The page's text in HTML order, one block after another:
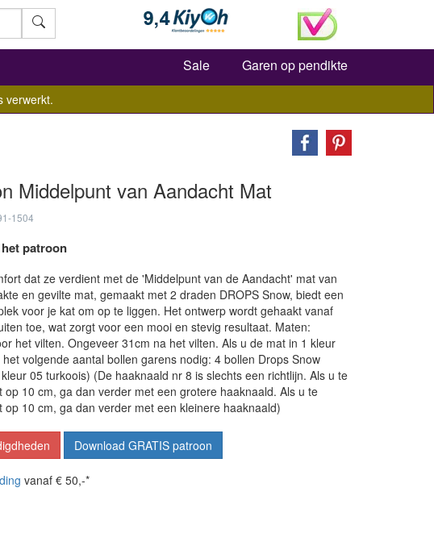
Zoeken
Sale Garen op pendikte
verwerkt.
Middelpunt van Aandacht Mat
1504
patroon
dat ze verdient met de 'Middelpunt van de Aandacht' mat van
en gevilte mat, gemaakt met 2 draden DROPS Snow, biedt een
voor je kat om op te liggen. Het ontwerp wordt gehaakt vanaf
toe, wat zorgt voor een mooi en stevig resultaat. Maten:
het vilten. Ongeveer 31cm na het vilten. Als u de mat in 1 kleur
volgende aantal bollen garens nodig: 4 bollen Drops Snow
05 turkoois) (De haaknaald nr 8 is slechts een richtlijn. Als u te
op 10 cm, ga dan verder met een grotere haaknaald. Als u te
op 10 cm, ga dan verder met een kleinere haaknaald)
Download GRATIS patroon
vanaf € 50,-*